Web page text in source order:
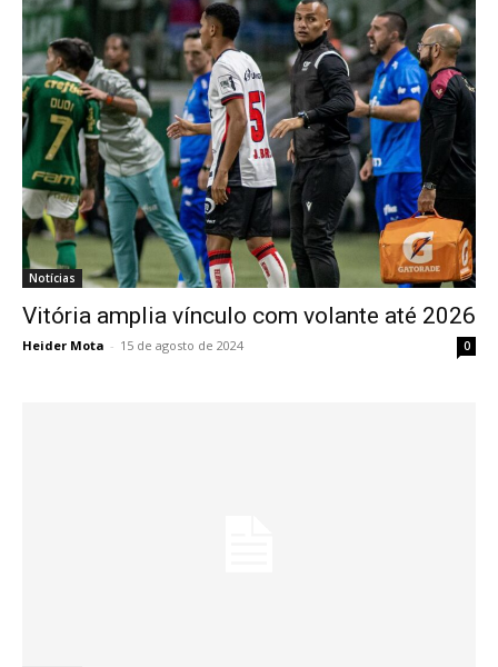
Notícias
Vitória amplia vínculo com volante até 2026
Heider Mota - 15 de agosto de 2024 0